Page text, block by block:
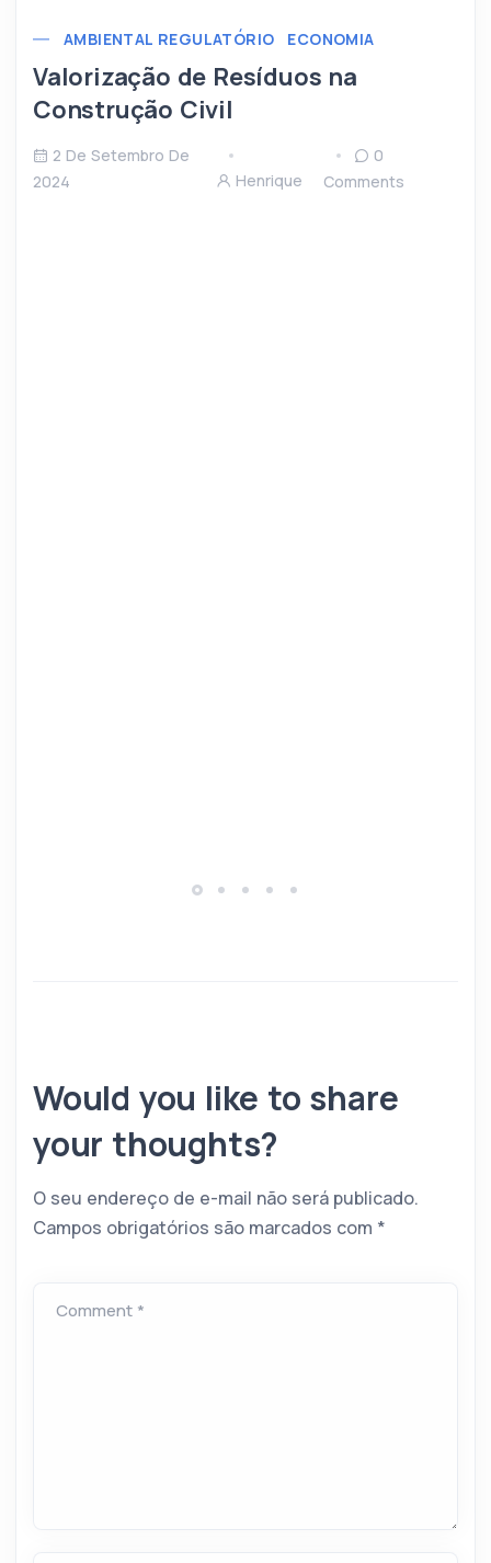
AMBIENTAL REGULATÓRIO ECONOMIA
Valorização de Resíduos na
Construção Civil
2 De Setembro De
2024
Henrique
0
Comments
Would you like to share
your thoughts?
O seu endereço de e-mail não será publicado.
Campos obrigatórios são marcados com *
Comment *